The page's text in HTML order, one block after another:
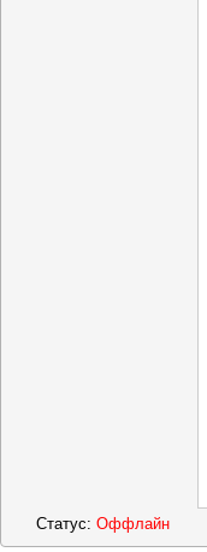
Статус: Оффлайн